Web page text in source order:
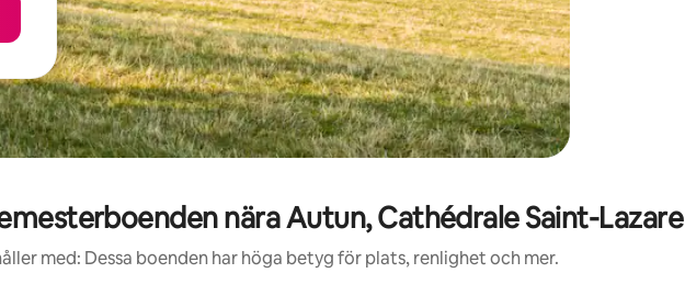
nära Autun, Cathédrale Saint-Lazare
med: Dessa boenden har höga betyg för plats, renlighet och mer.